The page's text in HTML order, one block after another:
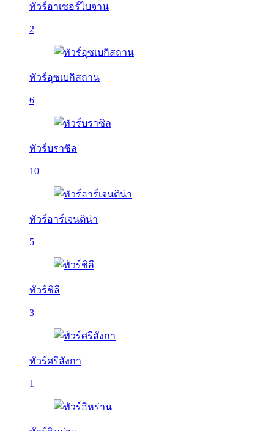
ทัวร์อาเซอร์ไบจาน
2
ทัวร์อุซเบกิสถาน
6
ทัวร์บราซิล
10
ทัวร์อาร์เจนติน่า
5
ทัวร์ชิลี
3
ทัวร์ศรีลังกา
1